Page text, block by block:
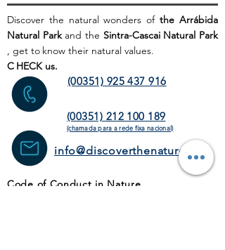
Discover the natural wonders ofthe Arrábida
Natural Parkand the Sintra-Cascai Natural Park
, get to know their natural values.
C HECK us.
(00351) 925 437 916
(00351) 212 100 189
(chamada para a rede fixa nacional)
info@discoverthenature.com
Code of Conduct in Nature